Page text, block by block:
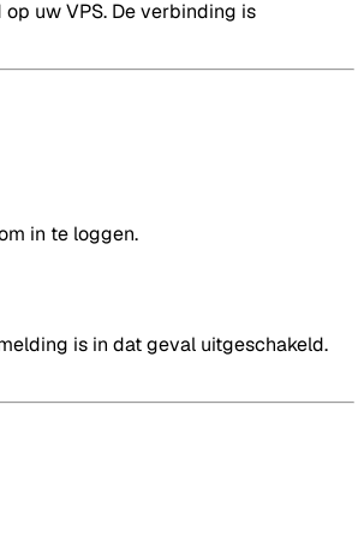
uw VPS. De verbinding is
in te loggen.
is in dat geval uitgeschakeld.